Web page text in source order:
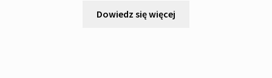
wynosiła:
Dowiedz się więcej